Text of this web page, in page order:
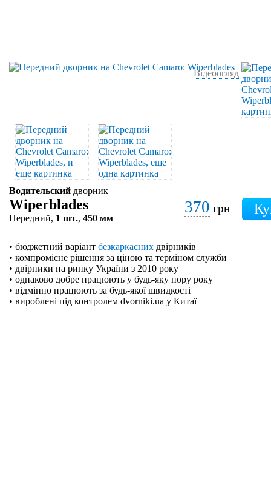
Відеоогляд
Водительский дворник
Wiperblades
Передний, 1 шт., 450 мм
370 грн
• бюджетний варіант безкаркасних двірників
• компромісне рішення за ціною та терміном служби
• двірники на ринку України з 2010 року
• однаково добре працюють у будь-яку пору року
• відмінно працюють за будь-якої швидкості
• вироблені під контролем dvorniki.ua у Китаї